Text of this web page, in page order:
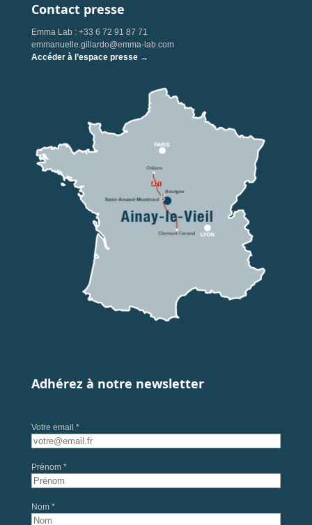
Contact presse
Emma Lab : +33 6 72 91 87 71
emmanuelle.gillardo@emma-lab.com
Accéder à l’espace presse →
Adhérez à notre newsletter
Votre email *
Prénom *
Nom *